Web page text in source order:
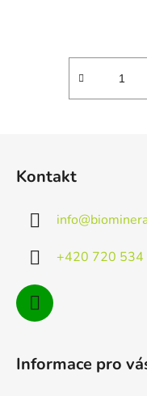
Kontakt
info@
+420 720 534
Informace pro